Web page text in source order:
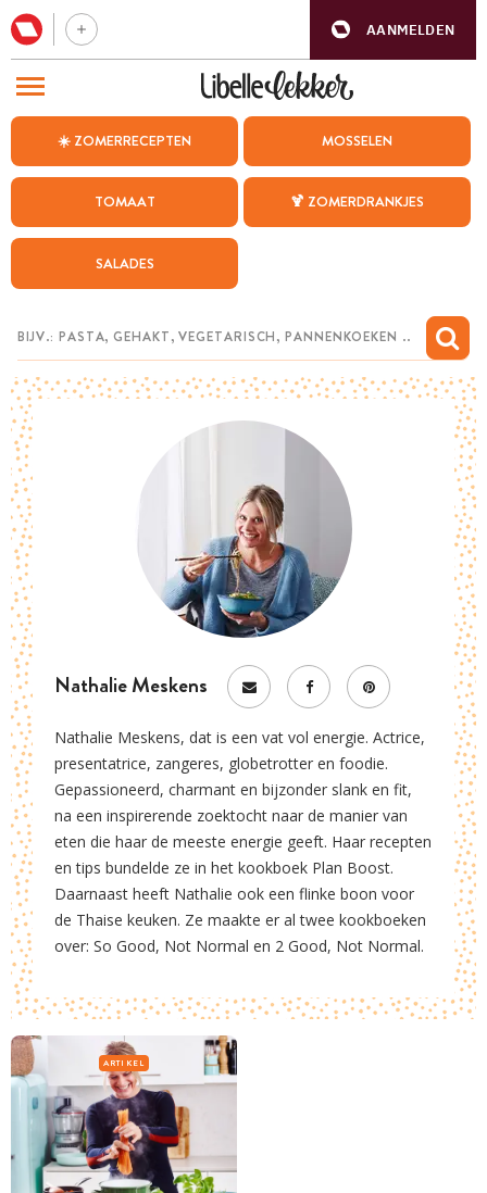
AANMELDEN
☀️ ZOMERRECEPTEN MOSSELEN
TOMAAT 🍹 ZOMERDRANKJES
SALADES
Nathalie Meskens
Nathalie Meskens, dat is een vat vol energie. Actrice,
presentatrice, zangeres, globetrotter en foodie.
Gepassioneerd, charmant en bijzonder slank en fit,
na een inspirerende zoektocht naar de manier van
eten die haar de meeste energie geeft. Haar recepten
en tips bundelde ze in het kookboek Plan Boost.
Daarnaast heeft Nathalie ook een flinke boon voor
de Thaise keuken. Ze maakte er al twee kookboeken
over: So Good, Not Normal en 2 Good, Not Normal.
ARTIKEL
BEZOEK ONZE ANDERE WEBSITES
WEEKMENU
CHAT MET MAIA
MIJN BEWAARDE RECEPTEN